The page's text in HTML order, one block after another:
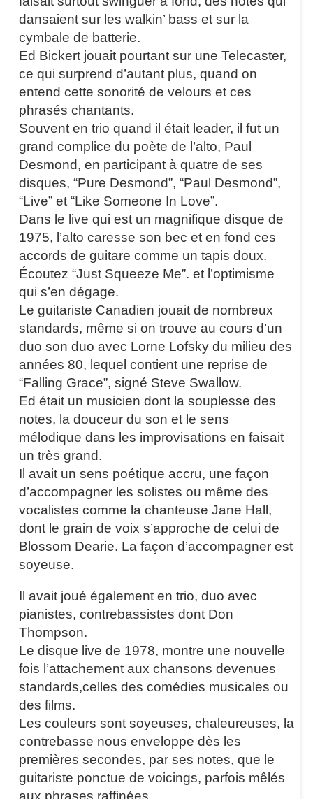
dansaient sur les walkin’ bass et sur la
cymbale de batterie.
Ed Bickert jouait pourtant sur une Telecaster,
ce qui surprend d’autant plus, quand on
entend cette sonorité de velours et ces
phrasés chantants.
Souvent en trio quand il était leader, il fut un
grand complice du poète de l’alto, Paul
Desmond, en participant à quatre de ses
disques, “Pure Desmond”, “Paul Desmond”,
“Live” et “Like Someone In Love”.
Dans le live qui est un magnifique disque de
1975, l’alto caresse son bec et en fond ces
accords de guitare comme un tapis doux.
Écoutez “Just Squeeze Me”. et l’optimisme
qui s’en dégage.
Le guitariste Canadien jouait de nombreux
standards, même si on trouve au cours d’un
duo son duo avec Lorne Lofsky du milieu des
années 80, lequel contient une reprise de
“Falling Grace”, signé Steve Swallow.
Ed était un musicien dont la souplesse des
notes, la douceur du son et le sens
mélodique dans les improvisations en faisait
un très grand.
Il avait un sens poétique accru, une façon
d’accompagner les solistes ou même des
vocalistes comme la chanteuse Jane Hall,
dont le grain de voix s’approche de celui de
Blossom Dearie. La façon d’accompagner est
soyeuse.
Il avait joué également en trio, duo avec
pianistes, contrebassistes dont Don
Thompson.
Le disque live de 1978, montre une nouvelle
fois l’attachement aux chansons devenues
standards,celles des comédies musicales ou
des films.
Les couleurs sont soyeuses, chaleureuses, la
contrebasse nous enveloppe dès les
premières secondes, par ses notes, que le
guitariste ponctue de voicings, parfois mêlés
aux phrases raffinées.